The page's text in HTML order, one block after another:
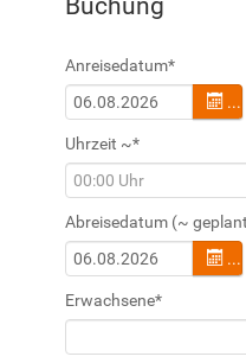
Buchung
Anreisedatum*
...
Uhrzeit ~*
Abreisedatum (~
...
Erwachsene*